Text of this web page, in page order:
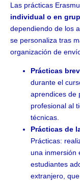
Las prácticas
individual o en
dependiendo de los
se personaliza tras
organización de
Prácticas
durante el
aprendices de
profesional al
técnicas.
Prácticas de
Prácticas:
una inmersión
estudiantes
extranjero,